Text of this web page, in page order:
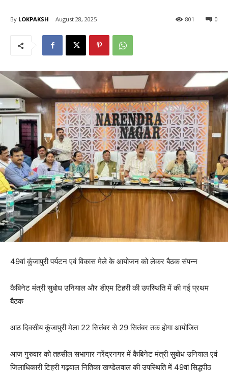
By LOKPAKSH August 28, 2025 0
801
49वां कुंजापुरी पर्यटन एवं विकास मेले के आयोजन को लेकर बैठक संपन्न
कैबिनेट मंत्री सुबोध उनियाल और डीएम टिहरी की उपस्थिति में की गई प्रथम
बैठक
आठ दिवसीय कुंजापुरी मेला 22 सितंबर से 29 सितंबर तक होगा आयोजित
आज गुरुवार को तहसील सभागार नरेंद्रनगर में कैबिनेट मंत्री सुबोध उनियाल एवं
जिलाधिकारी टिहरी गढ़वाल नितिका खण्डेलवाल की उपस्थिति में 49वां सिद्धपीठ